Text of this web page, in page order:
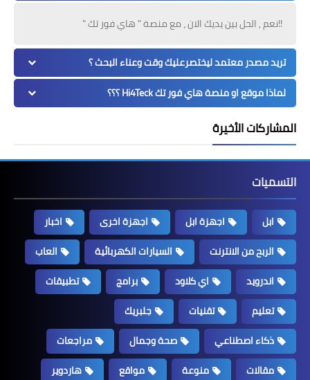
!!نعم , الحل بين يديك الان ، مع منصة " هاي فور تك "
تريد مصدر معتمد ليختصرعليك وقت وعناء البحث ؟
لماذا موقع او منصة هاي فور تك Hi4Teck ؟؟؟
المشاركات الأخيرة
التسميات
ابل اجهزة ابل اجهزة اخرى
اخبار
الربح من الانترنت
السيارات الكهربائية
العاب
اندرويد
اي كلاود برامج
تطبيقات
تعليم
تقنيات
جلبريك
ذكاء اصطناعي
صحة وجمال
مراجعات
مقالات
منوعة مواقع
هاردوير